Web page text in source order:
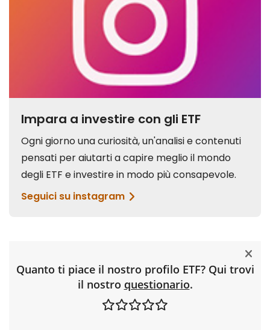
Quanto ti piace il nostro profilo ETF? Qui trovi
il nostro questionario.